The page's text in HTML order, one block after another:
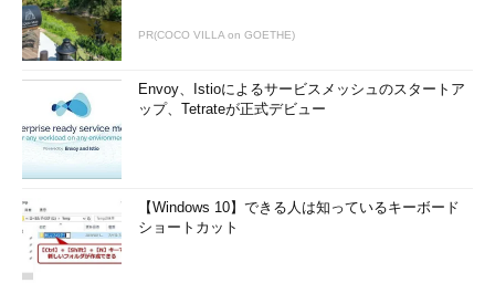
PR(COCO VILLA on GOETHE)
Envoy、Istioによるサービスメッシュのスタートア
ップ、Tetrateが正式デビュー
【Windows 10】できる人は知っているキーボード
ショートカット